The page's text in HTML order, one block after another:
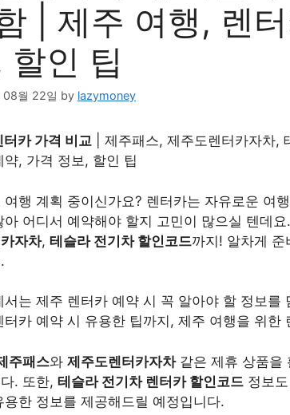
| 제주 여행, 렌
할인 팁
월 22일 by lazymoney
터카 가격 비교 | 제주패스, 제주도렌터카자차,
약, 가격 정보, 할인 팁
여행 계획 중이신가요? 렌터카는 자유로운 여
아 어디서 예약해야 할지 고민이 많으실 텐데요.
자차, 테슬라 전기차 할인코드까지! 알차게 준
서는 제주 렌터카 예약 시 꼭 알아야 할 정보를
터카 예약 시 유용한 팁까지, 제주 여행을 위한
주패스와 제주도렌터카자차같은 제휴 상품을
. 또한, 테슬라 전기차 렌터카 할인코드 정보
용한 정보를 제공해드릴 예정입니다.